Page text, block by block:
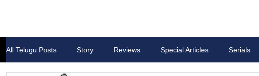
All Telugu Posts Story Reviews Special Articles Serials